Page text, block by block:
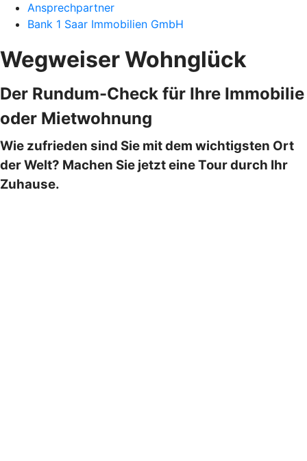
Ansprechpartner
Bank 1 Saar Immobilien GmbH
Wegweiser Wohnglück
Der Rundum-Check für Ihre Immobilie
oder Mietwohnung
Wie zufrieden sind Sie mit dem wichtigsten Ort
der Welt? Machen Sie jetzt eine Tour durch Ihr
Zuhause.